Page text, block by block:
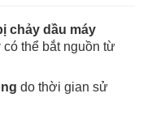
chảy dầu máy
có thể bắt nguồn từ
do thời gian sử